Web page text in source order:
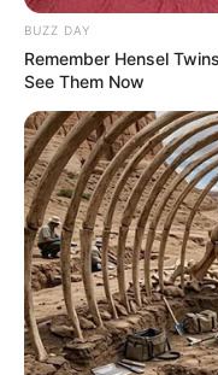
BUZZ DAY
Remember Hensel
See Them Now